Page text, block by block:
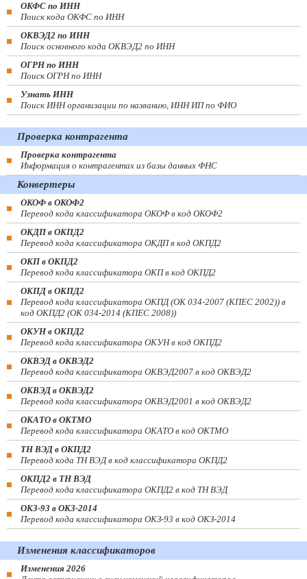
ОКФС по ИНН
Поиск кода ОКФС по ИНН
ОКВЭД2 по ИНН
Поиск основного кода ОКВЭД2 по ИНН
ОГРН по ИНН
Поиск ОГРН по ИНН
Узнать ИНН
Поиск ИНН организации по названию, ИНН ИП по ФИО
Проверка контрагента
Проверка контрагента
Информация о контрагентах из базы данных ФНС
Конвертеры
ОКОФ в ОКОФ2
Перевод кода классификатора ОКОФ в код ОКОФ2
ОКДП в ОКПД2
Перевод кода классификатора ОКДП в код ОКПД2
ОКП в ОКПД2
Перевод кода классификатора ОКП в код ОКПД2
ОКПД в ОКПД2
Перевод кода классификатора ОКПД (ОК 034-2007 (КПЕС 2002)) в
код ОКПД2 (ОК 034-2014 (КПЕС 2008))
ОКУН в ОКПД2
Перевод кода классификатора ОКУН в код ОКПД2
ОКВЭД в ОКВЭД2
Перевод кода классификатора ОКВЭД2007 в код ОКВЭД2
ОКВЭД в ОКВЭД2
Перевод кода классификатора ОКВЭД2001 в код ОКВЭД2
ОКАТО в ОКТМО
Перевод кода классификатора ОКАТО в код ОКТМО
ТН ВЭД в ОКПД2
Перевод кода ТН ВЭД в код классификатора ОКПД2
ОКПД2 в ТН ВЭД
Перевод кода классификатора ОКПД2 в код ТН ВЭД
ОКЗ-93 в ОКЗ-2014
Перевод кода классификатора ОКЗ-93 в код ОКЗ-2014
Изменения классификаторов
Изменения 2026